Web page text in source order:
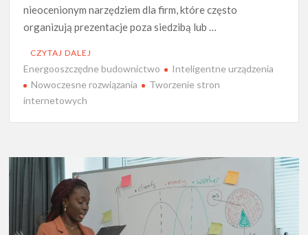
nieocenionym narzędziem dla firm, które często
organizują prezentacje poza siedzibą lub …
CZYTAJ DALEJ
Energooszczędne budownictwo
Inteligentne urządzenia
Nowoczesne rozwiązania
Tworzenie stron
internetowych